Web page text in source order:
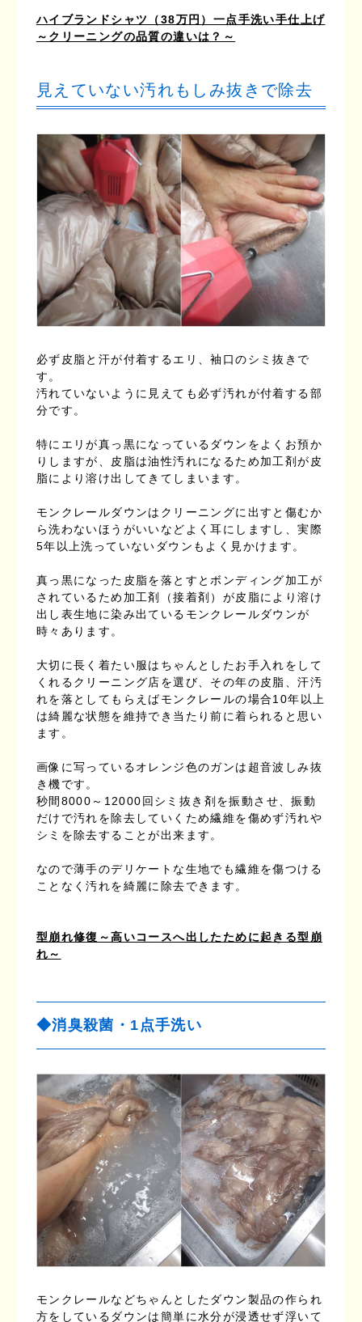
ハイブランドシャツ（38万円）一点手洗い手仕上げ
～クリーニングの品質の違いは？～
見えていない汚れもしみ抜きで除去
必ず皮脂と汗が付着するエリ、袖口のシミ抜きで
す。
汚れていないように見えても必ず汚れが付着する部
分です。
特にエリが真っ黒になっているダウンをよくお預か
りしますが、皮脂は油性汚れになるため加工剤が皮
脂により溶け出してきてしまいます。
モンクレールダウンはクリーニングに出すと傷むか
ら洗わないほうがいいなどよく耳にしますし、実際
5年以上洗っていないダウンもよく見かけます。
真っ黒になった皮脂を落とすとボンディング加工が
されているため加工剤（接着剤）が皮脂により溶け
出し表生地に染み出ているモンクレールダウンが
時々あります。
大切に長く着たい服はちゃんとしたお手入れをして
くれるクリーニング店を選び、その年の皮脂、汗汚
れを落としてもらえばモンクレールの場合10年以上
は綺麗な状態を維持でき当たり前に着られると思い
ます。
画像に写っているオレンジ色のガンは超音波しみ抜
き機です。
秒間8000～12000回シミ抜き剤を振動させ、振動
だけで汚れを除去していくため繊維を傷めず汚れや
シミを除去することが出来ます。
なので薄手のデリケートな生地でも繊維を傷つける
ことなく汚れを綺麗に除去できます。
型崩れ修復～高いコースへ出したために起きる型崩
れ～
◆消臭殺菌・1点手洗い
モンクレールなどちゃんとしたダウン製品の作られ
方をしているダウンは簡単に水分が浸透せず浮いて